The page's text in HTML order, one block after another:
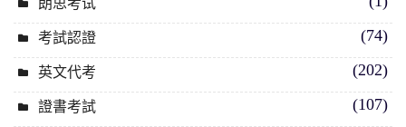
考試認證 (74)
英文代考 (202)
證書考試 (107)